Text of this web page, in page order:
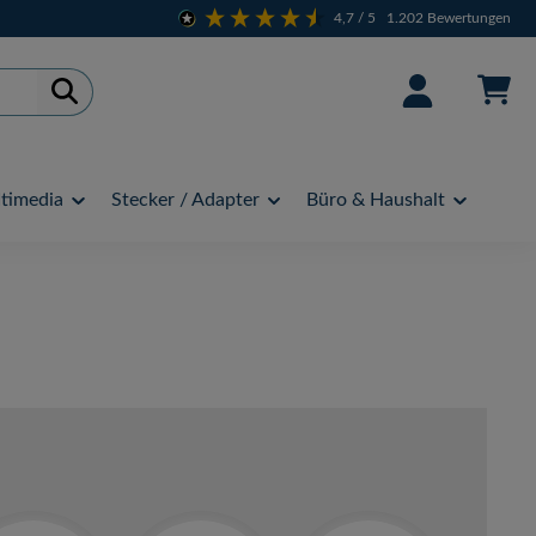
4,7 / 5 1.202 Bewertungen
Stecker / Adapter Büro & Haushalt